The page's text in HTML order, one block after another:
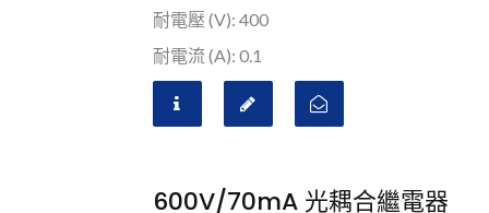
耐電壓 (V): 400
耐電流 (A): 0.1
600V/70mA 光耦合繼電器